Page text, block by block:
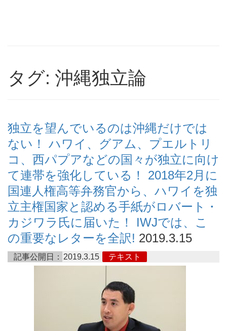
タグ: 沖縄独立論
独立を望んでいるのは沖縄だけでは
ない！ ハワイ、グアム、プエルトリ
コ、西パプアなどの国々が独立に向け
て連帯を強化している！ 2018年2月に
国連人権高等弁務官から、ハワイを独
立主権国家と認める手紙がロバート・
カジワラ氏に届いた！ IWJでは、こ
の重要なレターを全訳! 2019.3.15
記事公開日： 2019.3.15 テキスト